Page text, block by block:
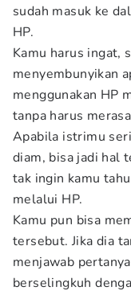
sudah masuk ke
HP.
Kamu harus ingat,
menyembunyikan
menggunakan HP
tanpa harus
Apabila istrimu
diam, bisa jadi hal
tak ingin kamu
melalui HP.
Kamu pun bisa
tersebut. Jika dia
menjawab
berselingkuh